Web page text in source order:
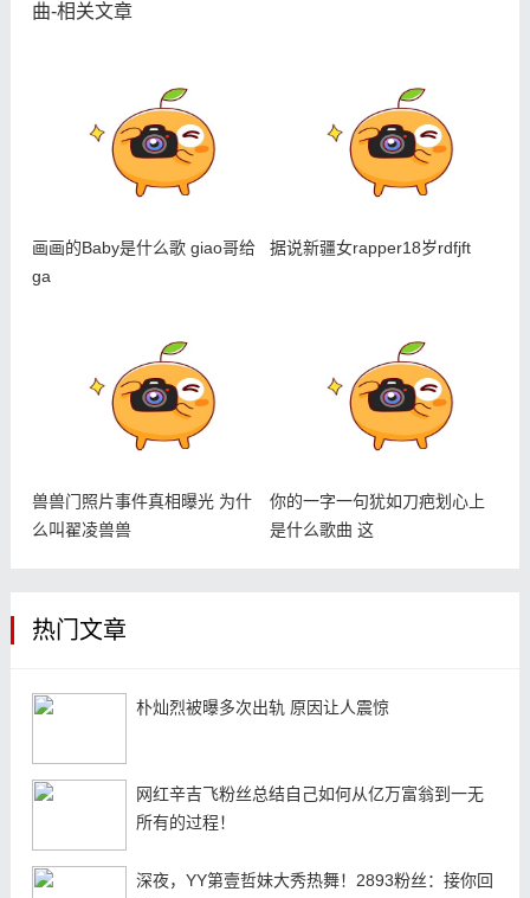
曲-相关文章
画画的Baby是什么歌 giao哥给
ga
据说新疆女rapper18岁rdfjft
兽兽门照片事件真相曝光 为什
么叫翟凌兽兽
你的一字一句犹如刀疤划心上
是什么歌曲 这
热门文章
朴灿烈被曝多次出轨 原因让人震惊
网红辛吉飞粉丝总结自己如何从亿万富翁到一无
所有的过程！
深夜，YY第壹哲妹大秀热舞！2893粉丝：接你回